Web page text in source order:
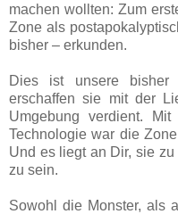
machen wollten: Zum
Zone als
bisher – erkunden.
Dies ist unsere
erschaffen sie mit der
Umgebung verdient. Mit
Technologie war die
Und es liegt an Dir, sie
zu sein.
Sowohl die Monster, als